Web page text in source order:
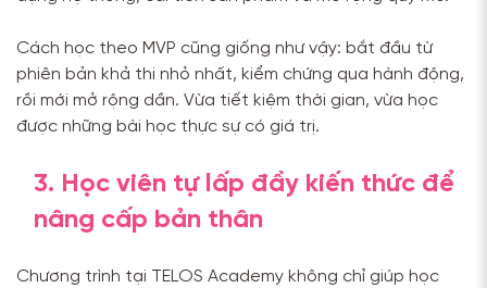
Cách học theo MVP cũng giống như vậy: bắt đầu từ
phiên bản khả thi nhỏ nhất, kiểm chứng qua hành động,
rồi mới mở rộng dần. Vừa tiết kiệm thời gian, vừa học
được những bài học thực sự có giá trị.
3. Học viên tự lấp đầy kiến thức để
nâng cấp bản thân
Chương trình tại TELOS Academy không chỉ giúp học